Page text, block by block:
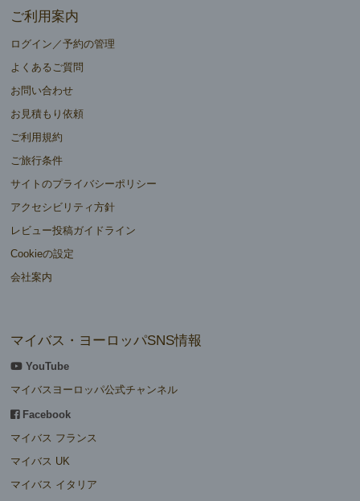
ご利用案内
ログイン／予約の管理
よくあるご質問
お問い合わせ
お見積もり依頼
ご利用規約
ご旅行条件
サイトのプライバシーポリシー
アクセシビリティ方針
レビュー投稿ガイドライン
Cookieの設定
会社案内
マイバス・ヨーロッパSNS情報
YouTube
マイバスヨーロッパ公式チャンネル
Facebook
マイバス フランス
マイバス UK
マイバス イタリア